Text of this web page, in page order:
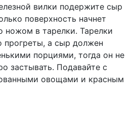
вилки подержите сыр
поверхность начнет
ножом в тарелки. Тарелки
а сыр должен
порциями, тогда он не
застывать. Подавайте с
овощами и красным